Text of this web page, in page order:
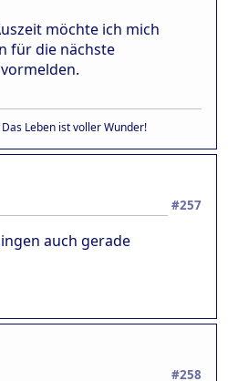
möchte ich mich
für die nächste
Leben ist voller Wunder!
#257
auch gerade
#258